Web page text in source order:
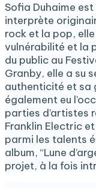
Sofia Duhaime
interprète
rock et la pop,
vulnérabilité et la
du public au
Granby, elle a su
authenticité et sa
également eu
parties d’artistes
Franklin Electric
parmi les talents
album, “Lune
projet, à la fois